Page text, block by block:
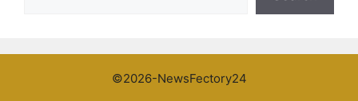
©2026-NewsFectory24